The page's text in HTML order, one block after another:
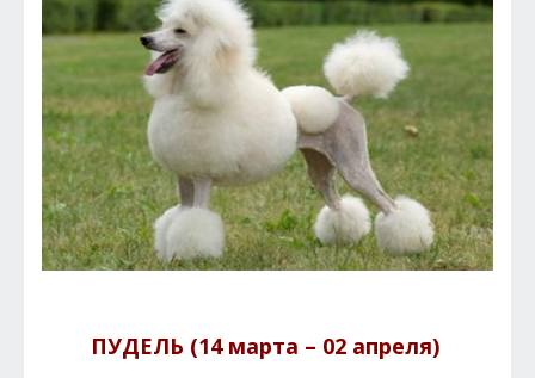
ПУДЕЛЬ (14 марта – 02 апреля)